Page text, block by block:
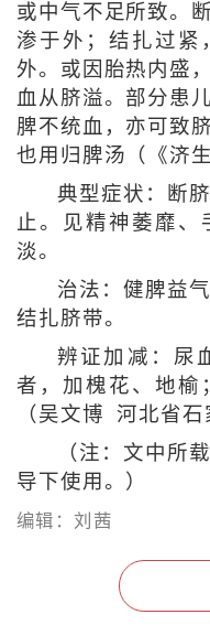
或中气不足所致。
渗于外；结扎过紧
外。或因胎热内盛
血从脐溢。部分患
脾不统血，亦可致
也用归脾汤（《济
典型症状：断
止。见精神萎靡、
淡。
治法：健脾益
结扎脐带。
辨证加减：尿
者，加槐花、地榆
（吴文博 河北省石
（注：文中所
导下使用。）
编辑：刘茜